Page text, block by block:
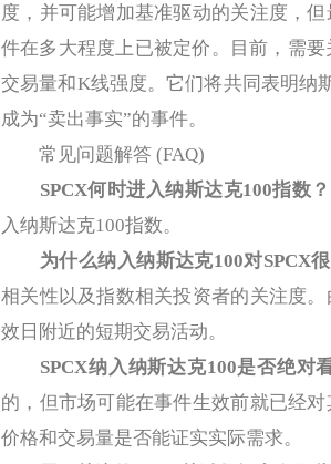
度，并可能增加基准驱动的关注度，
件在多大程度上已被定价。目前，需
交易量和K线强度。它们将共同表明纳
成为“卖出事实”的事件。
常见问题解答 (FAQ)
SPCX何时进入纳斯达克100指数？
入纳斯达克100指数。
为什么纳入纳斯达克100对SPCX
相关性以及指数相关投资者的关注度
效日附近的短期交易活动。
SPCX纳入纳斯达克100是否绝对
的，但市场可能在事件生效前就已经
价格和交易量是否能证实实际需求。